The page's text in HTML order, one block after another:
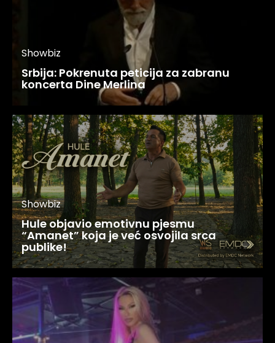
Showbiz
Srbija: Pokrenuta peticija za zabranu
koncerta Dine Merlina
Showbiz
Hule objavio emotivnu pjesmu
“Amanet” koja je već osvojila srca
publike!